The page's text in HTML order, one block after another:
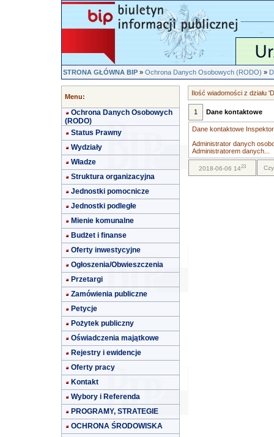
STRONA GŁÓWNA BIP»Ochrona Danych Osobowych (RODO)»
Menu:
Ochrona Danych Osobowych
(RODO)
Status Prawny
Wydziały
Władze
Struktura organizacyjna
Jednostki pomocnicze
Jednostki podległe
Mienie komunalne
Budżet i finanse
Oferty inwestycyjne
Ogłoszenia/Obwieszczenia
Przetargi
Zamówienia publiczne
Petycje
Pożytek publiczny
Oświadczenia majątkowe
Rejestry i ewidencje
Oferty pracy
Kontakt
Wybory i Referenda
PROGRAMY, STRATEGIE
OCHRONA ŚRODOWISKA
Ilość wiadomości z działu
1 Dane kontaktowe
Dane kontaktowe
Administrator danych
Administratorem danych...
2018-06-06 1423